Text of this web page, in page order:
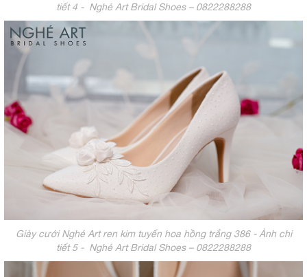
tiết 4 - Nghé Art Bridal Shoes – 0822288288
Giày cưới Nghé Art ren kim tuyến hoa hồng trắng 386 - Ảnh chi
tiết 5 - Nghé Art Bridal Shoes – 0822288288